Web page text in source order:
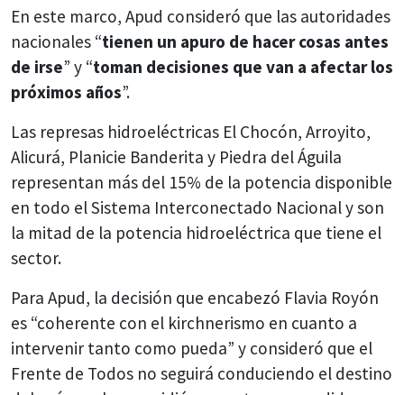
En este marco, Apud consideró que las autoridades
nacionales “tienen un apuro de hacer cosas antes
de irse” y “toman decisiones que van a afectar los
próximos años”.
Las represas hidroeléctricas El Chocón, Arroyito,
Alicurá, Planicie Banderita y Piedra del Águila
representan más del 15% de la potencia disponible
en todo el Sistema Interconectado Nacional y son
la mitad de la potencia hidroeléctrica que tiene el
sector.
Para Apud, la decisión que encabezó Flavia Royón
es “coherente con el kirchnerismo en cuanto a
intervenir tanto como pueda” y consideró que el
Frente de Todos no seguirá conduciendo el destino